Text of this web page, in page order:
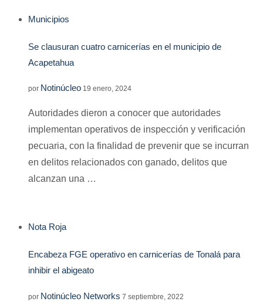
Municipios
Se clausuran cuatro carnicerías en el municipio de
Acapetahua
por Notinúcleo 19 enero, 2024
Autoridades dieron a conocer que autoridades
implementan operativos de inspección y verificación
pecuaria, con la finalidad de prevenir que se incurran
en delitos relacionados con ganado, delitos que
alcanzan una …
Nota Roja
Encabeza FGE operativo en carnicerías de Tonalá para
inhibir el abigeato
por Notinúcleo Networks 7 septiembre, 2022